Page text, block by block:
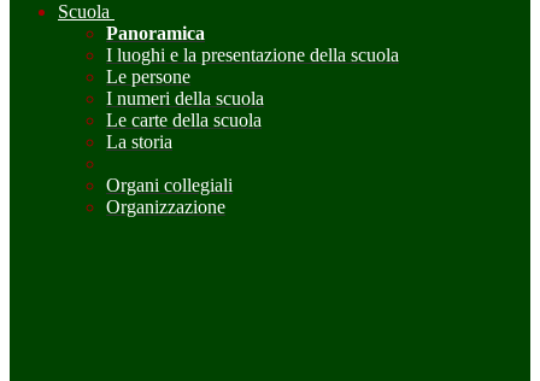
Scuola
Panoramica
I luoghi e la presentazione della scuola
Le persone
I numeri della scuola
Le carte della scuola
La storia
Organi collegiali
Organizzazione